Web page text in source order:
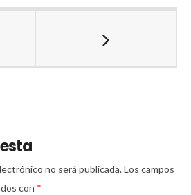
no será publicada.Los campos
con *